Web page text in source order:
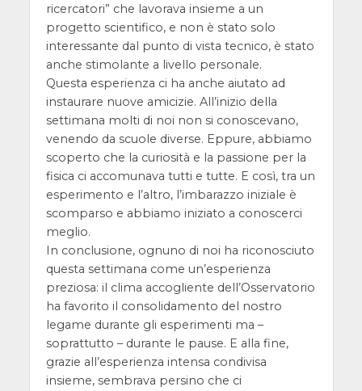
ricercatori” che lavorava insieme a un
progetto scientifico, e non è stato solo
interessante dal punto di vista tecnico, è stato
anche stimolante a livello personale.
Questa esperienza ci ha anche aiutato ad
instaurare nuove amicizie. All’inizio della
settimana molti di noi non si conoscevano,
venendo da scuole diverse. Eppure, abbiamo
scoperto che la curiosità e la passione per la
fisica ci accomunava tutti e tutte. E così, tra un
esperimento e l’altro, l’imbarazzo iniziale è
scomparso e abbiamo iniziato a conoscerci
meglio.
In conclusione, ognuno di noi ha riconosciuto
questa settimana come un’esperienza
preziosa: il clima accogliente dell’Osservatorio
ha favorito il consolidamento del nostro
legame durante gli esperimenti ma –
soprattutto – durante le pause. E alla fine,
grazie all’esperienza intensa condivisa
insieme, sembrava persino che ci